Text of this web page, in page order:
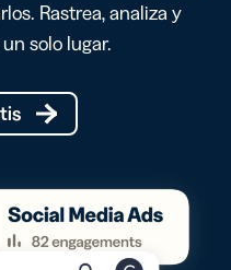
Rastrea, analiza y
solo lugar.